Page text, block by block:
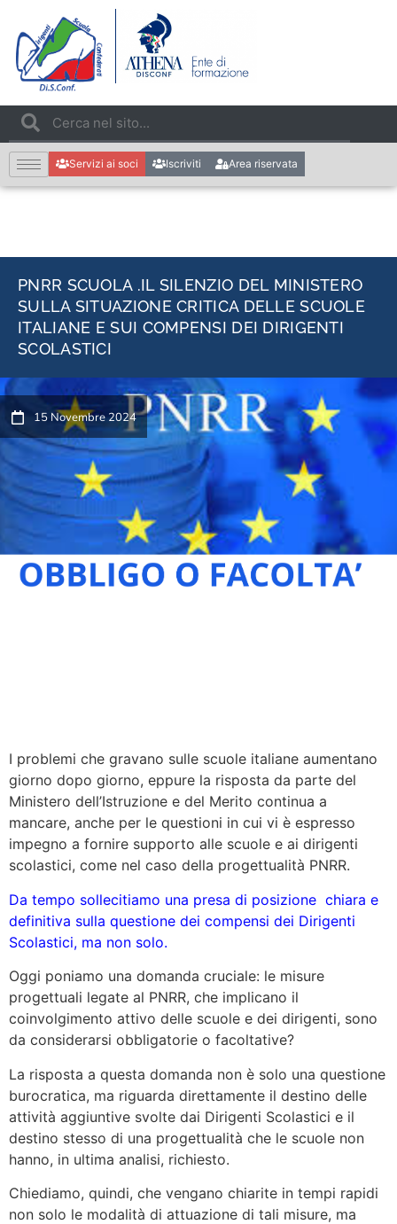
Servizi ai soci Iscriviti Area riservata
PNRR SCUOLA .IL SILENZIO DEL MINISTERO
SULLA SITUAZIONE CRITICA DELLE SCUOLE
ITALIANE E SUI COMPENSI DEI DIRIGENTI
SCOLASTICI
15 Novembre 2024
I problemi che gravano sulle scuole italiane aumentano
giorno dopo giorno, eppure la risposta da parte del
Ministero dell’Istruzione e del Merito continua a
mancare, anche per le questioni in cui vi è espresso
impegno a fornire supporto alle scuole e ai dirigenti
scolastici, come nel caso della progettualità PNRR.
Da tempo sollecitiamo una presa di posizione chiara e
definitiva sulla questione dei compensi dei Dirigenti
Scolastici, ma non solo.
Oggi poniamo una domanda cruciale: le misure
progettuali legate al PNRR, che implicano il
coinvolgimento attivo delle scuole e dei dirigenti, sono
da considerarsi obbligatorie o facoltative?
La risposta a questa domanda non è solo una questione
burocratica, ma riguarda direttamente il destino delle
attività aggiuntive svolte dai Dirigenti Scolastici e il
destino stesso di una progettualità che le scuole non
hanno, in ultima analisi, richiesto.
Chiediamo, quindi, che vengano chiarite in tempi rapidi
non solo le modalità di attuazione di tali misure, ma